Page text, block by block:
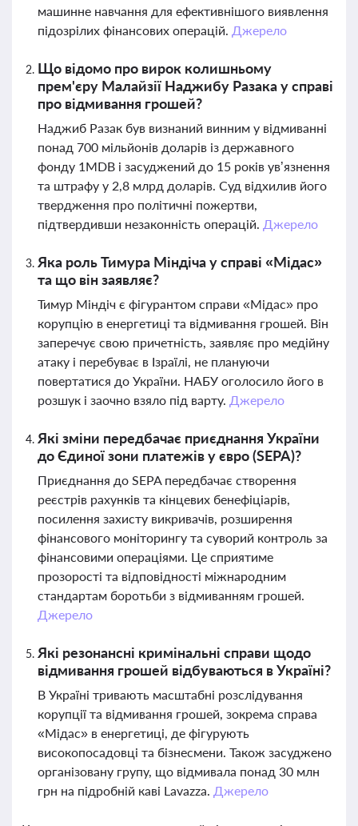
машинне навчання для ефективнішого виявлення
підозрілих фінансових операцій. Джерело
Що відомо про вирок колишньому
прем'єру Малайзії Наджибу Разака у справі
про відмивання грошей?
Наджиб Разак був визнаний винним у відмиванні
понад 700 мільйонів доларів із державного
фонду 1MDB і засуджений до 15 років ув’язнення
та штрафу у 2,8 млрд доларів. Суд відхилив його
твердження про політичні пожертви,
підтвердивши незаконність операцій. Джерело
Яка роль Тимура Міндіча у справі «Мідас»
та що він заявляє?
Тимур Міндіч є фігурантом справи «Мідас» про
корупцію в енергетиці та відмивання грошей. Він
заперечує свою причетність, заявляє про медійну
атаку і перебуває в Ізраїлі, не плануючи
повертатися до України. НАБУ оголосило його в
розшук і заочно взяло під варту. Джерело
Які зміни передбачає приєднання України
до Єдиної зони платежів у євро (SEPA)?
Приєднання до SEPA передбачає створення
реєстрів рахунків та кінцевих бенефіціарів,
посилення захисту викривачів, розширення
фінансового моніторингу та суворий контроль за
фінансовими операціями. Це сприятиме
прозорості та відповідності міжнародним
стандартам боротьби з відмиванням грошей.
Джерело
Які резонансні кримінальні справи щодо
відмивання грошей відбуваються в Україні?
В Україні тривають масштабні розслідування
корупції та відмивання грошей, зокрема справа
«Мідас» в енергетиці, де фігурують
високопосадовці та бізнесмени. Також засуджено
організовану групу, що відмивала понад 30 млн
грн на підробній каві Lavazza. Джерело